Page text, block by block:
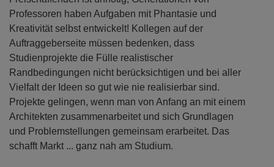
Professoren haben Aufgaben mit Phantasie und
Kreativität selbst entwickelt! Kollegen auf der
Auftraggeberseite müssen bedenken, dass
Studienprojekte die Fülle realistischer
Randbedingungen nicht berücksichtigen und bei aller
Vielfalt der Ideen so gut wie nie realisierbar sind.
Projekte gelingen, wenn man von Anfang an mit einem
Architekten zusammenarbeitet und sich Grundlagen
und Problemstellungen gemeinsam erarbeitet. Das
schafft Markt ... ganz nah am Studium.